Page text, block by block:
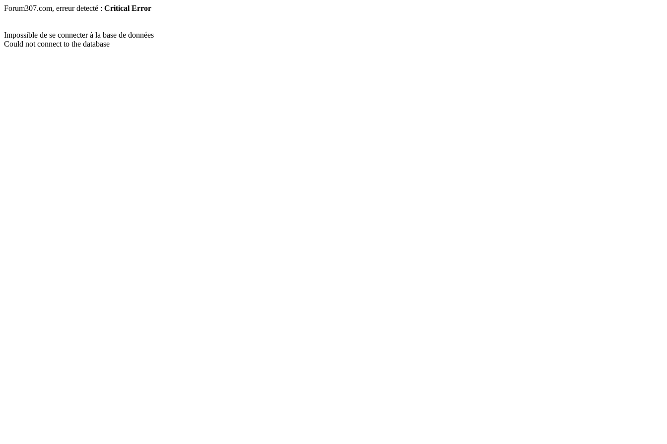
Forum307.com, erreur detecté : Critical Error
Impossible de se connecter à la base de données
Could not connect to the database